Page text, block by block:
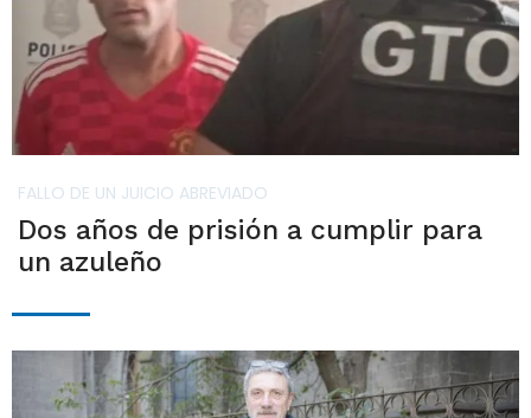
FALLO DE UN JUICIO ABREVIADO
Dos años de prisión a cumplir para
un azuleño